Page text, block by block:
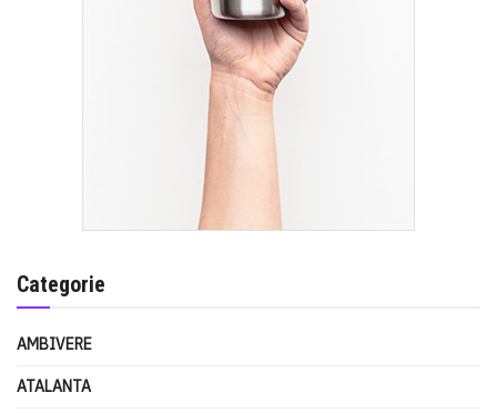
Categorie
AMBIVERE
ATALANTA